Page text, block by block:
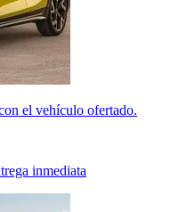
el vehículo ofertado.
inmediata